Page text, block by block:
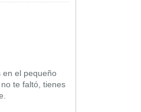
en el pequeño
te faltó, tienes